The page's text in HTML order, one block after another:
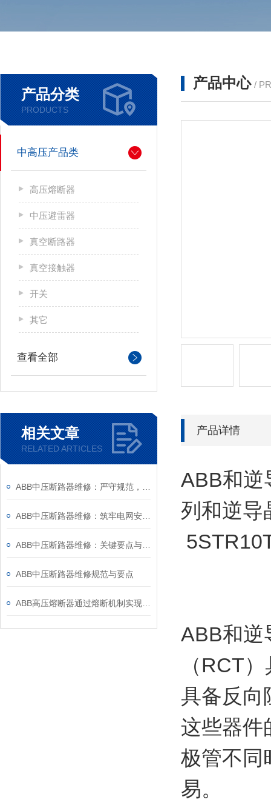
产品分类
PRODUCTS
中高压产品类
高压熔断器
中压避雷器
真空断路器
真空接触器
开关
其它
查看全部
相关文章
RELATED ARTICLES
ABB中压断路器维修规范与要点
产品中心 /
产品详情
ABB和
列和逆
ABB和逆
（RCT
具备反向
这些器件
极管不同
易。